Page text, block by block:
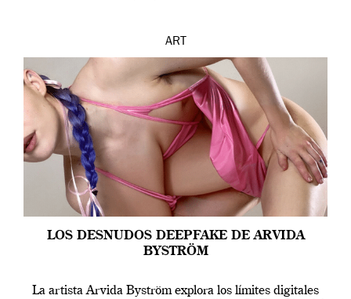
ART
LOS DESNUDOS DEEPFAKE DE ARVIDA
BYSTRÖM
La artista Arvida Byström explora los límites digitales